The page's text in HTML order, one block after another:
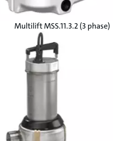
Multilift MSS.11.3.2 (3 phase)